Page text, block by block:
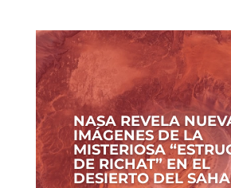
NASA REVELA
IMÁGENES DE LA
MISTERIOSA
DE RICHAT” EN EL
DESIERTO DEL